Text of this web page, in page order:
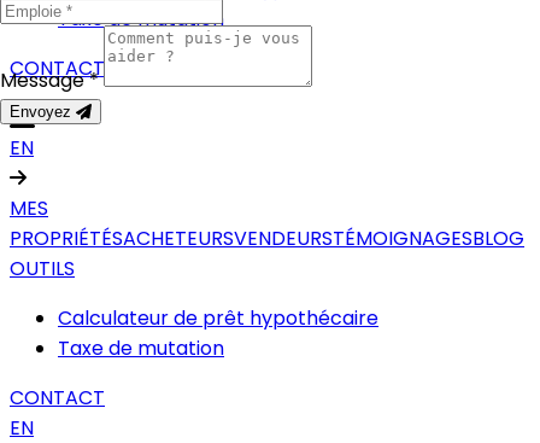
Taxe de mutation
CONTACT
EN
MES
PROPRIÉTÉSACHETEURSVENDEURSTÉMOIGNAGESBLOG
OUTILS
Calculateur de prêt hypothécaire
Taxe de mutation
CONTACT
EN
Message *
Envoyez